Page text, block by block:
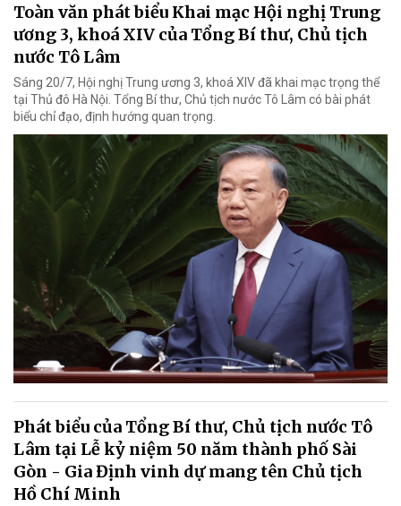
Toàn văn phát biểu Khai mạc Hội nghị Trung
ương 3, khoá XIV của Tổng Bí thư, Chủ tịch
nước Tô Lâm
Sáng 20/7, Hội nghị Trung ương 3, khoá XIV đã khai mạc trọng thể
tại Thủ đô Hà Nội. Tổng Bí thư, Chủ tịch nước Tô Lâm có bài phát
biểu chỉ đạo, định hướng quan trọng.
Phát biểu của Tổng Bí thư, Chủ tịch nước Tô
Lâm tại Lễ kỷ niệm 50 năm thành phố Sài
Gòn - Gia Định vinh dự mang tên Chủ tịch
Hồ Chí Minh